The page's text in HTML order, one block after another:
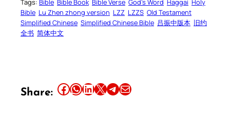
Tags: Bible Bible Book Bible Verse God’s Word Haggai Holy
Bible Lu Zhen zhong version LZZ LZZS Old Testament
Simplified Chinese Simplified Chinese Bible 吕振中版本 旧约
全书 简体中文
Share: Share this article on Facebook Share this article on WhatsApp Share this article on LinkedIn Share this article on X Share this article on TelegramEmail this Article